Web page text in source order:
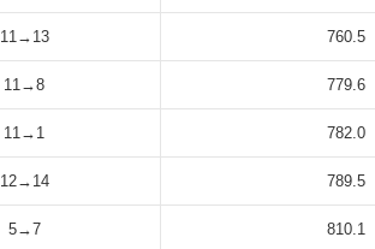
11→13 760.5
11→8 779.6
11→1 782.0
12→14 789.5
5→7 810.1